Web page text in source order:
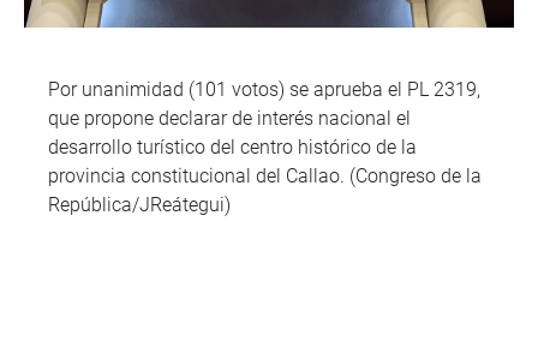
Por unanimidad (101 votos) se aprueba el PL 2319,
que propone declarar de interés nacional el
desarrollo turístico del centro histórico de la
provincia constitucional del Callao. (Congreso de la
República/JReátegui)